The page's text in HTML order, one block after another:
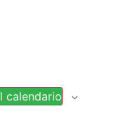
calendario